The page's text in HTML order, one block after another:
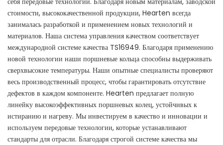
стоимости, высококачественной продукции, Hearten всегда
занималась разработкой и применением новых технологий и
материалов. Наша система управления качеством соответствует
международной системе качества TS16949. Благодаря применению
новой технологии наши поршневые кольца способны выдерживать
сверхвысокие температуры. Наши опытные специалисты проверяют
весь производственный процесс, чтобы гарантировать отсутствие
дефектов в каждом компоненте. Hearten предлагает полную
линейку высокоэффективных поршневых колец, устойчивых к
истиранию и нагреву. Мы инвестируем в качество и инновации и
используем передовые технологии, которые устанавливают
стандарты для отрасли. Благодаря строгой системе качества мы